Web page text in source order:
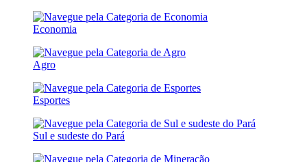
Economia
Agro
Esportes
Sul e sudeste do Pará